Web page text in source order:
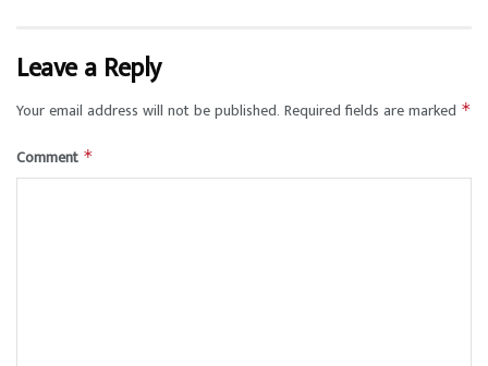
Leave a Reply
Your email address will not be published. Required fields are marked *
Comment *